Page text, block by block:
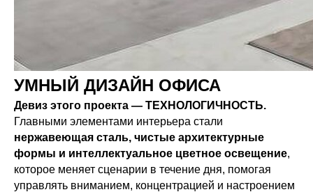
УМНЫЙ ДИЗАЙН ОФИСА
Девиз этого проекта — ТЕХНОЛОГИЧНОСТЬ.
Главными элементами интерьера стали
нержавеющая сталь, чистые архитектурные
формы и интеллектуальное цветное освещение,
которое меняет сценарии в течение дня, помогая
управлять вниманием, концентрацией и настроением